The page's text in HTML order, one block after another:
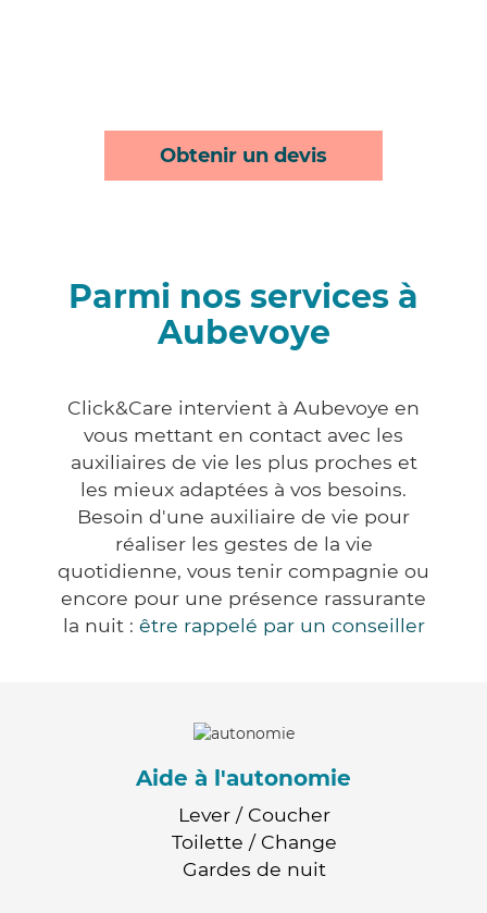
Obtenir un devis
Parmi nos services à
Aubevoye
Click&Care intervient à Aubevoye en
vous mettant en contact avec les
auxiliaires de vie les plus proches et
les mieux adaptées à vos besoins.
Besoin d'une auxiliaire de vie pour
réaliser les gestes de la vie
quotidienne, vous tenir compagnie ou
encore pour une présence rassurante
la nuit : être rappelé par un conseiller
Aide à l'autonomie
Lever / Coucher
Toilette / Change
Gardes de nuit